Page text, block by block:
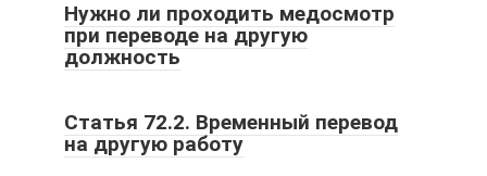
Нужно ли проходить медосмотр
при переводе на другую
должность
Статья 72.2. Временный перевод
на другую работу